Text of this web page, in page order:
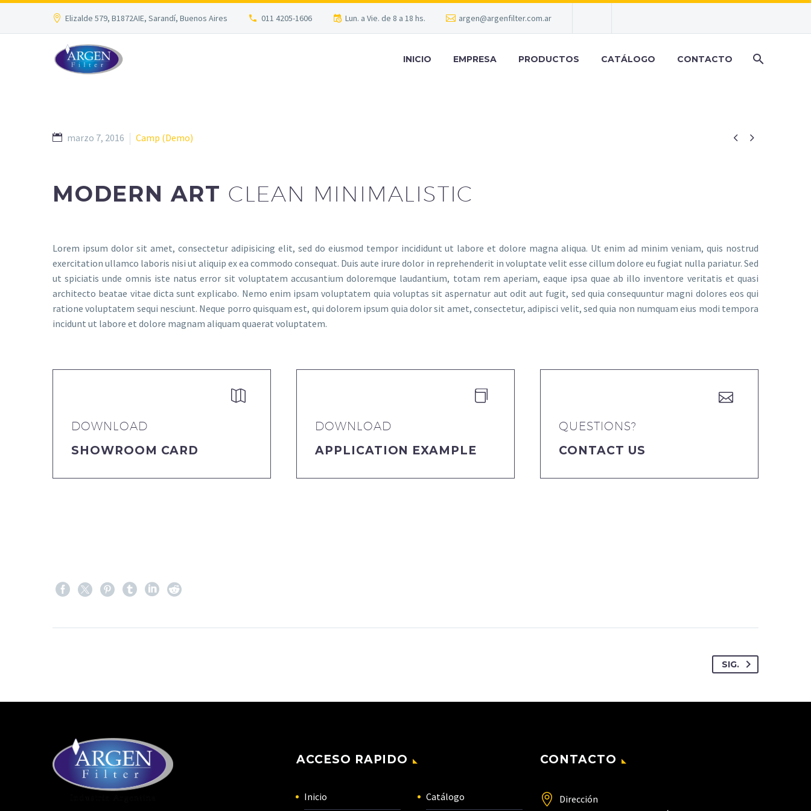
Elizalde 579, B1872AIE, Sarandí, Buenos Aires 011 4205-1606 Lun. a Vie. de 8 a 18 hs. argen@argenfilter.com.ar
INICIO EMPRESA PRODUCTOS CATÁLOGO CONTACTO
 
marzo 7, 2016 Camp (Demo)
MODERN ART CLEAN MINIMALISTIC
Lorem ipsum dolor sit amet, consectetur adipisicing elit, sed do eiusmod tempor incididunt ut labore et dolore magna aliqua. Ut enim ad minim veniam, quis nostrud
exercitation ullamco laboris nisi ut aliquip ex ea commodo consequat. Duis aute irure dolor in reprehenderit in voluptate velit esse cillum dolore eu fugiat nulla pariatur. Sed
ut spiciatis unde omnis iste natus error sit voluptatem accusantium doloremque laudantium, totam rem aperiam, eaque ipsa quae ab illo inventore veritatis et quasi
architecto beatae vitae dicta sunt explicabo. Nemo enim ipsam voluptatem quia voluptas sit aspernatur aut odit aut fugit, sed quia consequuntur magni dolores eos qui
ratione voluptatem sequi nesciunt. Neque porro quisquam est, qui dolorem ipsum quia dolor sit amet, consectetur, adipisci velit, sed quia non numquam eius modi tempora
incidunt ut labore et dolore magnam aliquam quaerat voluptatem.


DOWNLOAD
SHOWROOM CARD


DOWNLOAD
APPLICATION EXAMPLE


QUESTIONS?
CONTACT US
SIG.
ACCESO RAPIDO
Inicio Catálogo
CONTACTO
Dirección